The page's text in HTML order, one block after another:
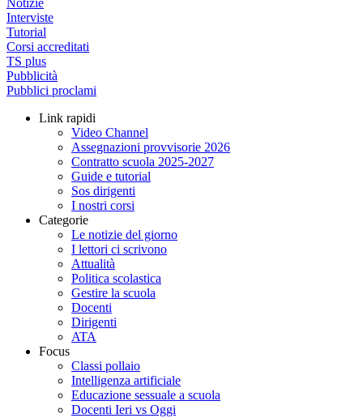
Notizie
Interviste
Tutorial
Corsi accreditati
TS plus
Pubblicità
Pubblici proclami
Link rapidi
Video Channel
Assegnazioni provvisorie 2026
Contratto scuola 2025-2027
Guide e tutorial
Sos dirigenti
I nostri corsi
Categorie
Le notizie del giorno
I lettori ci scrivono
Attualità
Politica scolastica
Gestire la scuola
Docenti
Dirigenti
ATA
Focus
Classi pollaio
Intelligenza artificiale
Educazione sessuale a scuola
Docenti Ieri vs Oggi